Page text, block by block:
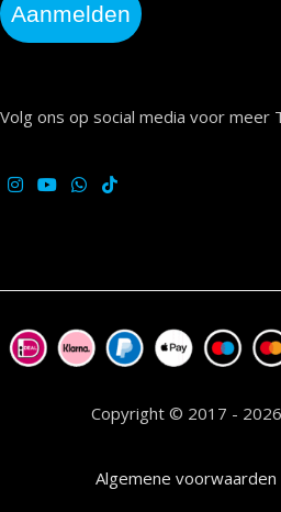
Aanmelden
Volg ons op social media voor meer
Copyright © 2017 -
Algemene voorwaarden